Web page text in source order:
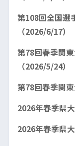
第108回全国選
（2026/6/17）
第78回春季関
（2026/5/24）
第78回春季関
2026年春季県
2026年春季県